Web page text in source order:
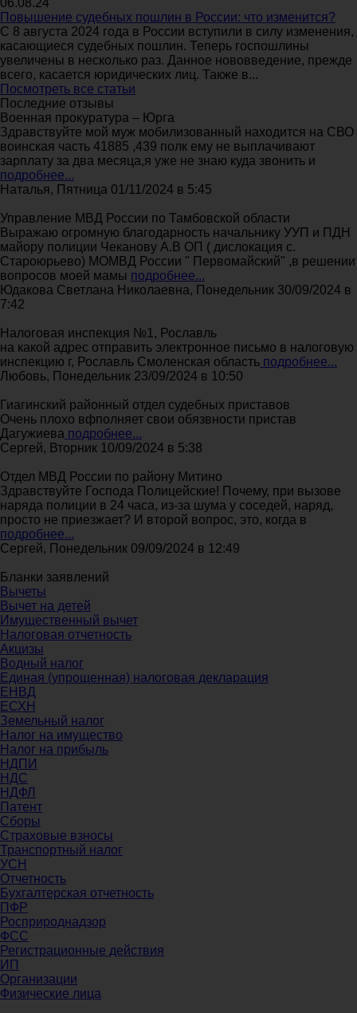
06.08.24
Повышение судебных пошлин в России: что изменится?
С 8 августа 2024 года в России вступили в силу изменения,
касающиеся судебных пошлин. Теперь госпошлины
увеличены в несколько раз. Данное нововведение, прежде
всего, касается юридических лиц. Также в...
Посмотреть все статьи
Последние отзывы
Военная прокуратура – Юрга
Здравствуйте мой муж мобилизованный находится на СВО
воинская часть 41885 ,439 полк ему не выплачивают
зарплату за два месяца,я уже не знаю куда звонить и
подробнее...
Наталья, Пятница 01/11/2024 в 5:45
Управление МВД России по Тамбовской области
Выражаю огромную благодарность начальнику УУП и ПДН
майору полиции Чеканову А.В ОП ( дислокация с.
Староюрьево) МОМВД России " Первомайский" ,в решении
вопросов моей мамы подробнее...
Юдакова Светлана Николаевна, Понедельник 30/09/2024 в
7:42
Налоговая инспекция №1, Рославль
на какой адрес отправить электронное письмо в налоговую
инспекцию г, Рославль Смоленская область подробнее...
Любовь, Понедельник 23/09/2024 в 10:50
Гиагинский районный отдел судебных приставов
Очень плохо вфполняет свои обязвности пристав
Дагужиева подробнее...
Сергей, Вторник 10/09/2024 в 5:38
Отдел МВД России по району Митино
Здравствуйте Господа Полицейские! Почему, при вызове
наряда полиции в 24 часа, из-за шума у соседей, наряд,
просто не приезжает? И второй вопрос, это, когда в
подробнее...
Сергей, Понедельник 09/09/2024 в 12:49
Бланки заявлений
Вычеты
Вычет на детей
Имущественный вычет
Налоговая отчетность
Акцизы
Водный налог
Единая (упрощенная) налоговая декларация
ЕНВД
ЕСХН
Земельный налог
Налог на имущество
Налог на прибыль
НДПИ
НДС
НДФЛ
Патент
Сборы
Страховые взносы
Транспортный налог
УСН
Отчетность
Бухгалтерская отчетность
ПФР
Росприроднадзор
ФСС
Регистрационные действия
ИП
Организации
Физические лица